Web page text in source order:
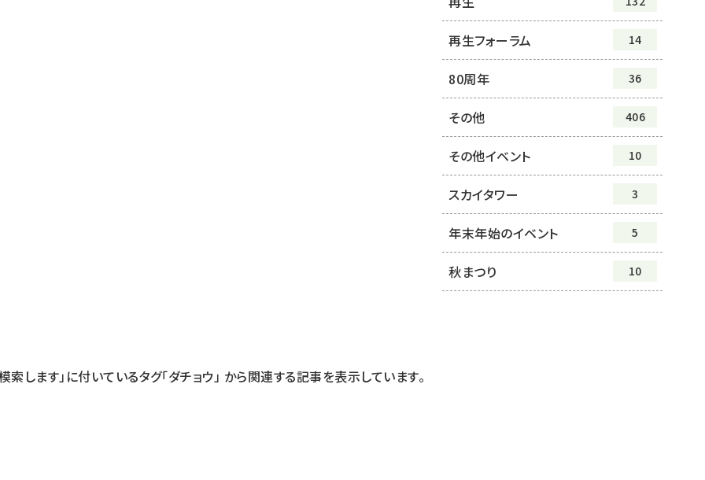
再生フォーラム 14
80周年 36
その他 406
その他イベント 10
スカイタワー 3
年末年始のイベント 5
秋まつり 10
索します」に付いているタグ「ダチョウ」 から関連する記事を表示しています。